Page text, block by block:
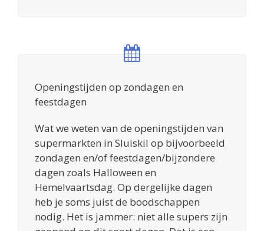
Openingstijden op zondagen en
feestdagen
Wat we weten van de openingstijden van
supermarkten in Sluiskil op bijvoorbeeld
zondagen en/of feestdagen/bijzondere
dagen zoals Halloween en
Hemelvaartsdag. Op dergelijke dagen
heb je soms juist de boodschappen
nodig. Het is jammer: niet alle supers zijn